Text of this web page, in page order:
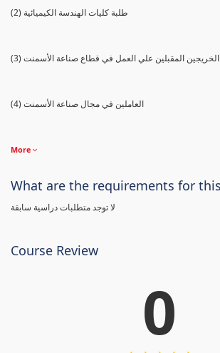
(2) طلبة كليات الهندسة الكيميائية
(3) الخريجين المقبلين علي العمل في قطاع صناعة الأسمنت
(4) العاملين في مجال صناعة الأسمنت
More
What are the requirements for
لا توجد متطلبات دراسية سابقة
Course Review
0